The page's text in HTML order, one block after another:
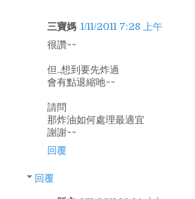
三寶媽 1/11/2011 7:28 上午
很讚~~
但..想到要先炸過
會有點退縮吔~~
請問
那炸油如何處理最適宜
謝謝~~
回覆
回覆